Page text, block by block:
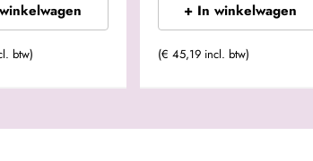
btw)
+ In winkelwagen
(€ 45,19 incl. btw)